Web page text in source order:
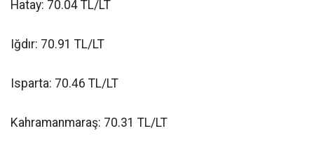
Hatay: 70.04 TL/LT
Iğdır: 70.91 TL/LT
Isparta: 70.46 TL/LT
Kahramanmaraş: 70.31 TL/LT